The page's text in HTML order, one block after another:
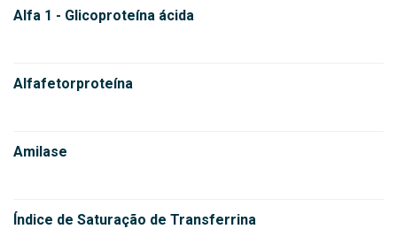
Alfa 1 - Glicoproteína ácida
Alfafetorproteína
Amilase
Índice de Saturação de Transferrina